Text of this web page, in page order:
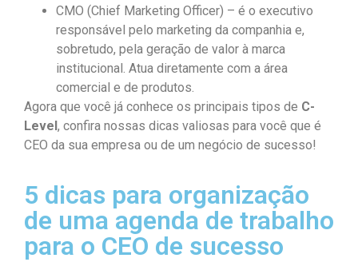
CMO (Chief Marketing Officer) – é o executivo
responsável pelo marketing da companhia e,
sobretudo, pela geração de valor à marca
institucional. Atua diretamente com a área
comercial e de produtos.
Agora que você já conhece os principais tipos de C-
Level, confira nossas dicas valiosas para você que é
CEO da sua empresa ou de um negócio de sucesso!
5 dicas para organização
de uma agenda de trabalho
para o CEO de sucesso